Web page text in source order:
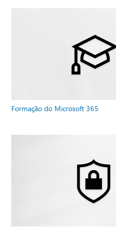
Formação do Microsoft 365